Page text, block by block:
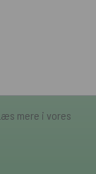
mere i vores